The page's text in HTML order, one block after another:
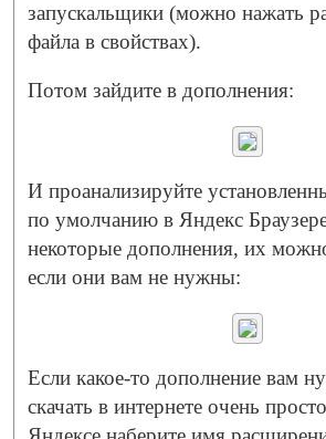
запускальщики (можно нажать
файла в свойствах).
Потом зайдите в дополнения:
И проанализируйте
по умолчанию в Яндекс
некоторые дополнения, их
если они вам не нужны:
Если какое-то дополнение вам
скачать в интернете очень